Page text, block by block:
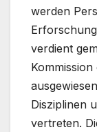
werden
verdient
Disziplinen
vertreten.